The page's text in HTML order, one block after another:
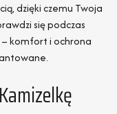
dzięki czemu Twoja
się podczas
komfort i ochrona